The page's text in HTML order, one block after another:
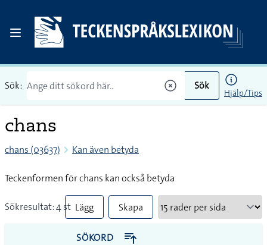
Sök: Sök
Hjälp/Tips
chans
chans (03637) Kan även betyda
Teckenformen för chans kan också betyda
Sökresultat: 4 st Lägg
till
Skapa
PDF
SÖKORD